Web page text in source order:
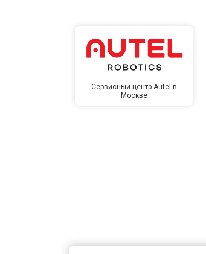
Сервисный центр Autel в
Москве